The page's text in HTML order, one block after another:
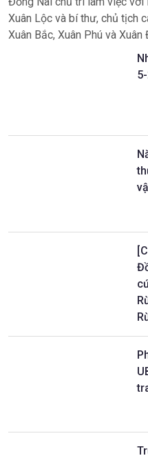
Xuân Lộc và bí thư, chủ tịch
Xuân Bắc, Xuân Phú và Xuân